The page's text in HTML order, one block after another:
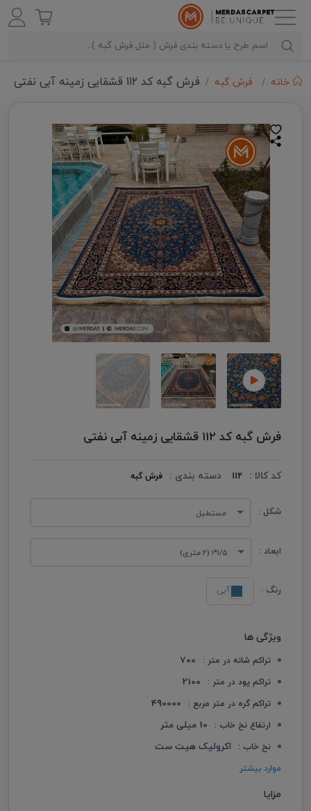
خانه فرش گبه فرش گبه کد 112 قشقایی زمینه آبی نفتی
فرش گبه کد 112 قشقایی زمینه آبی نفتی
کد کالا : 112 دسته بندی : فرش گبه
شکل : مستطیل
ابعاد : ۱/۵*۱ (۲ متری)
رنگ : آبی
ویژگی ها
تراکم شانه در متر : 700
تراکم پود در متر : 2100
تراکم گره در متر مربع : 490000
ارتفاع نخ خاب : 10 میلی متر
نخ خاب : اکرولیک هیت ست
موارد بیشتر
مزایا